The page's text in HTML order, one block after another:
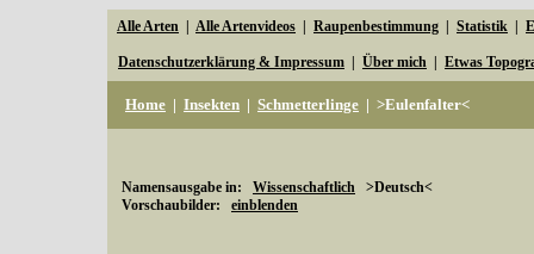
Alle Arten Alle Artenvideos Raupenbestimmung Statistik
Datenschutzerklärung & Impressum Über mich Etwas
Home | Insekten | Schmetterlinge | >Eulenfalter<
Namensausgabe in: Wissenschaftlich >Deutsch<
Vorschaubilder: einblenden